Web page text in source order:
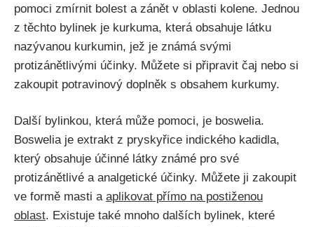
pomoci zmírnit bolest a zánět v ⁤oblasti kolene. Jednou
z těchto bylinek je kurkuma, která obsahuje látku
nazývanou​ kurkumin, jež je známá​ svými
protizánětlivými účinky. Můžete si připravit čaj nebo si
zakoupit potravinový‌ doplněk s obsahem kurkumy.
Další bylinkou, která může pomoci, je boswelia.
Boswelia⁢ je extrakt z pryskyřice indického kadidla,
který⁢ obsahuje účinné látky známé pro své
protizánětlivé a analgetické účinky. Můžete ji zakoupit
ve formě⁤ masti ‌a aplikovat přímo na postiženou
oblast. Existuje také mnoho dalších bylinek, které